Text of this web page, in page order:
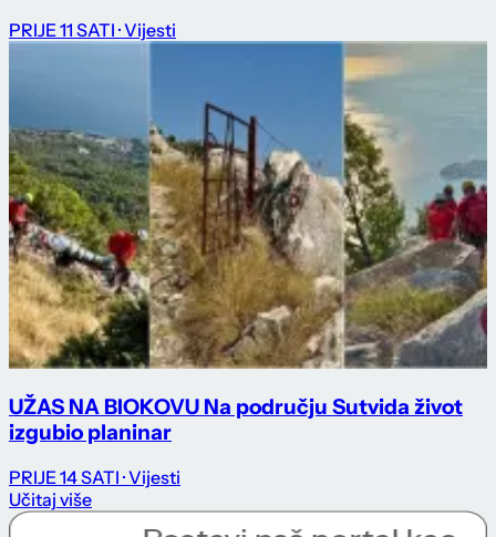
PRIJE 11 SATI · Vijesti
UŽAS NA BIOKOVU Na području Sutvida život
izgubio planinar
PRIJE 14 SATI · Vijesti
Učitaj više